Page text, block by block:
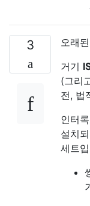
3
오래
거기
(그리
전, 법
인터
설치
세트